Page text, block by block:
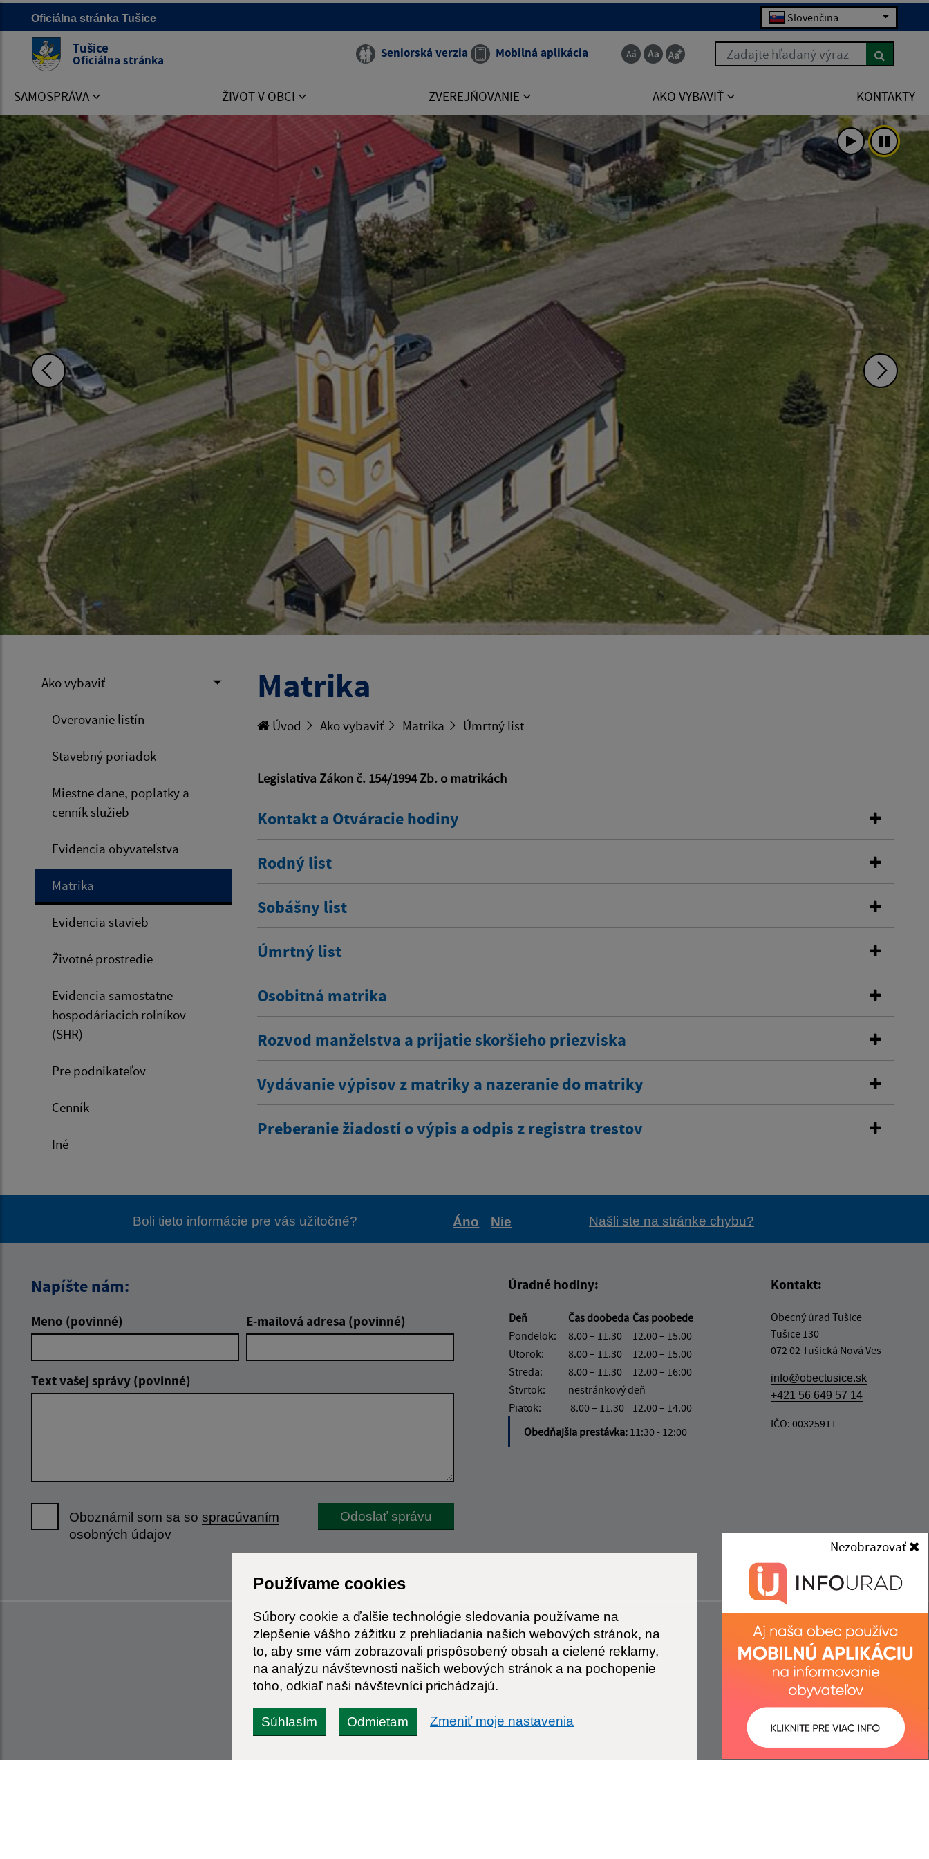
Používame cookies
Súbory cookie a ďalšie technológie sledovania používame na
zlepšenie vášho zážitku z prehliadania našich webových stránok, na
to, aby sme vám zobrazovali prispôsobený obsah a cielené reklamy,
na analýzu návštevnosti našich webových stránok a na pochopenie
toho, odkiaľ naši návštevníci prichádzajú.
Súhlasím Odmietam Zmeniť moje nastavenia
Nezobrazovať
Oficiálna stránka Tušice Slovenčina
Tušice
Oficiálna stránka Seniorská verzia Mobilná aplikácia Zadajte hľadaný výraz
SAMOSPRÁVA ŽIVOT V OBCI ZVEREJŇOVANIE AKO VYBAVIŤ KONTAKTY
Ako vybaviť
Overovanie listín
Stavebný poriadok
Miestne dane, poplatky a
cenník služieb
Evidencia obyvateľstva
Matrika
Evidencia stavieb
Životné prostredie
Evidencia samostatne
hospodáriacich roľníkov
(SHR)
Pre podnikateľov
Cenník
Iné
Matrika
Úvod Ako vybaviť Matrika Úmrtný list
Legislatíva Zákon č. 154/1994 Zb. o matrikách
Kontakt a Otváracie hodiny
Rodný list
Sobášny list
Úmrtný list
Osobitná matrika
Rozvod manželstva a prijatie skoršieho priezviska
Vydávanie výpisov z matriky a nazeranie do matriky
Preberanie žiadostí o výpis a odpis z registra trestov
Boli tieto informácie pre vás užitočné?
Áno
Nie
Našli ste na stránke chybu?
Napíšte nám:
Meno (povinné) E-mailová adresa (povinné)
Text vašej správy (povinné)
Oboznámil som sa so spracúvaním
osobných údajov
Google reCaptcha Response
Odoslať správu
Úradné hodiny:
Deň Čas doobeda Čas poobede
Pondelok:
8.00 – 11.30
12.00 – 15.00
Utorok:
8.00 – 11.30
12.00 – 15.00
Streda:
8.00 – 11.30
12.00 – 16:00
Štvrtok:
nestránkový deň
Piatok:
8.00 – 11.30
12.00 – 14.00
Obedňajšia prestávka: 11:30 - 12:00
Kontakt:
Obecný úrad Tušice
Tušice 130
072 02 Tušická Nová Ves
info@obectusice.sk
+421 56 649 57 14
IČO: 00325911